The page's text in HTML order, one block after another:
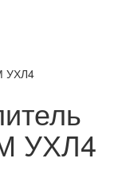
УХЛ4
УХЛ4